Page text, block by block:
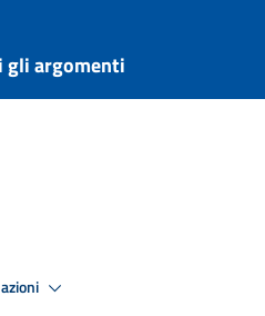
gli argomenti